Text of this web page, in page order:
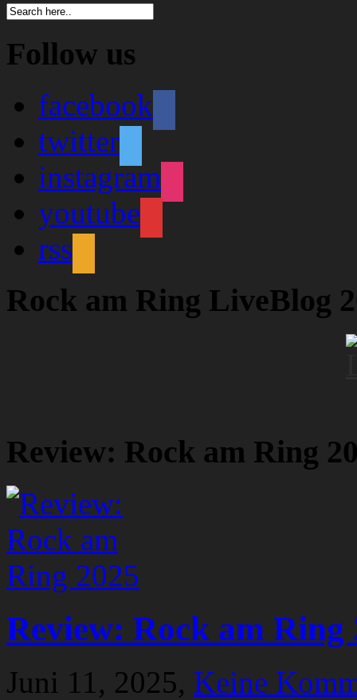
Follow us
facebook
twitter
instagram
youtube
rss
Rock am Ring LiveBlog
Review: Rock am Ring
Review: Rock am Ring
Juni 11, 2025, Keine